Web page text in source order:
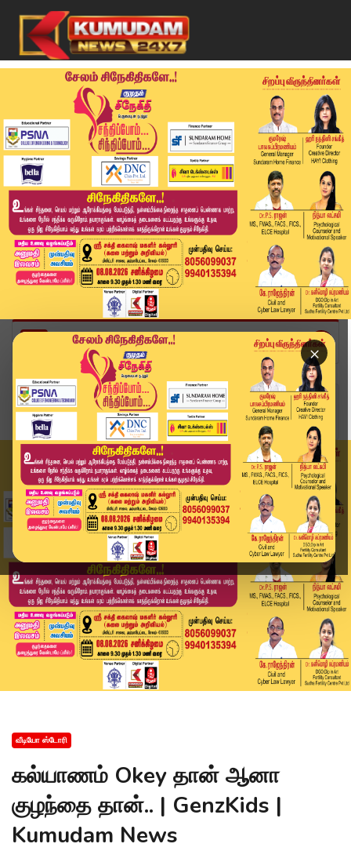
×
Home
வீடியோ ஸ்டோரி
கல்யாணம் Okey தான் ஆனா குழந்தை தான்.. | GenzKid...
வீடியோ ஸ்டோரி
கல்யாணம் Okey தான் ஆனா
குழந்தை தான்.. | GenzKids |
Kumudam News